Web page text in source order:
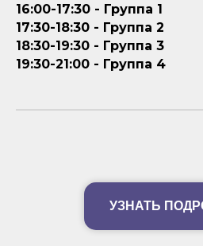
16:00-17:30 - Группа 1
17:30-18:30 - Группа 2
18:30-19:30 - Группа 3
19:30-21:00 - Группа 4
УЗНАТЬ